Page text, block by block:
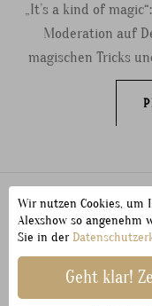
„It’s a kind of
Moderation auf
magischen Tricks
Dein Lieblings-
jetzt euren
Wir nutzen Cookies, um
Alexshow so angenehm
Sie in der
Geht klar!